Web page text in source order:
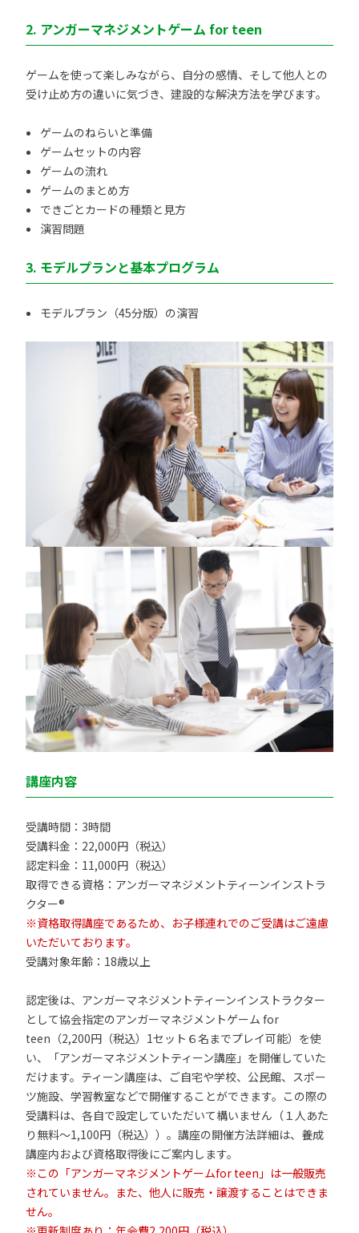
2. アンガーマネジメントゲーム for teen
ゲームを使って楽しみながら、自分の感情、そして他人との
受け止め方の違いに気づき、建設的な解決方法を学びます。
ゲームのねらいと準備
ゲームセットの内容
ゲームの流れ
ゲームのまとめ方
できごとカードの種類と見方
演習問題
3. モデルプランと基本プログラム
モデルプラン（45分版）の演習
講座内容
受講時間：3時間
受講料金：22,000円（税込）
認定料金：11,000円（税込）
取得できる資格：アンガーマネジメントティーンインストラ
クター®
※資格取得講座であるため、お子様連れでのご受講はご遠慮
いただいております。
受講対象年齢：18歳以上
認定後は、アンガーマネジメントティーンインストラクター
として協会指定のアンガーマネジメントゲーム for
teen（2,200円（税込）1セット６名までプレイ可能）を使
い、「アンガーマネジメントティーン講座」を開催していた
だけます。ティーン講座は、ご自宅や学校、公民館、スポー
ツ施設、学習教室などで開催することができます。この際の
受講料は、各自で設定していただいて構いません（１人あた
り無料～1,100円（税込））。講座の開催方法詳細は、養成
講座内および資格取得後にご案内します。
※この「アンガーマネジメントゲームfor teen」は一般販売
されていません。また、他人に販売・譲渡することはできま
せん。